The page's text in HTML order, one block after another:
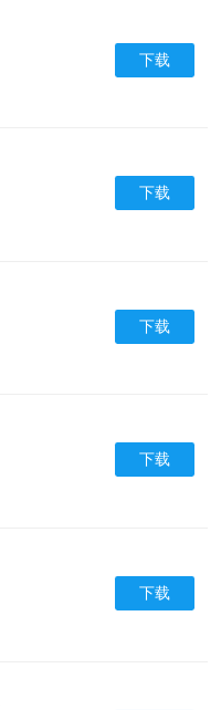
下载
下载
下载
下载
下载